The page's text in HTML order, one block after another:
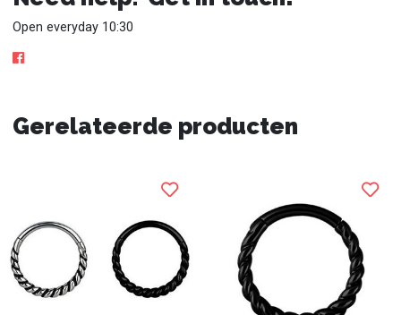
Open everyday 10:30
Gerelateerde producten